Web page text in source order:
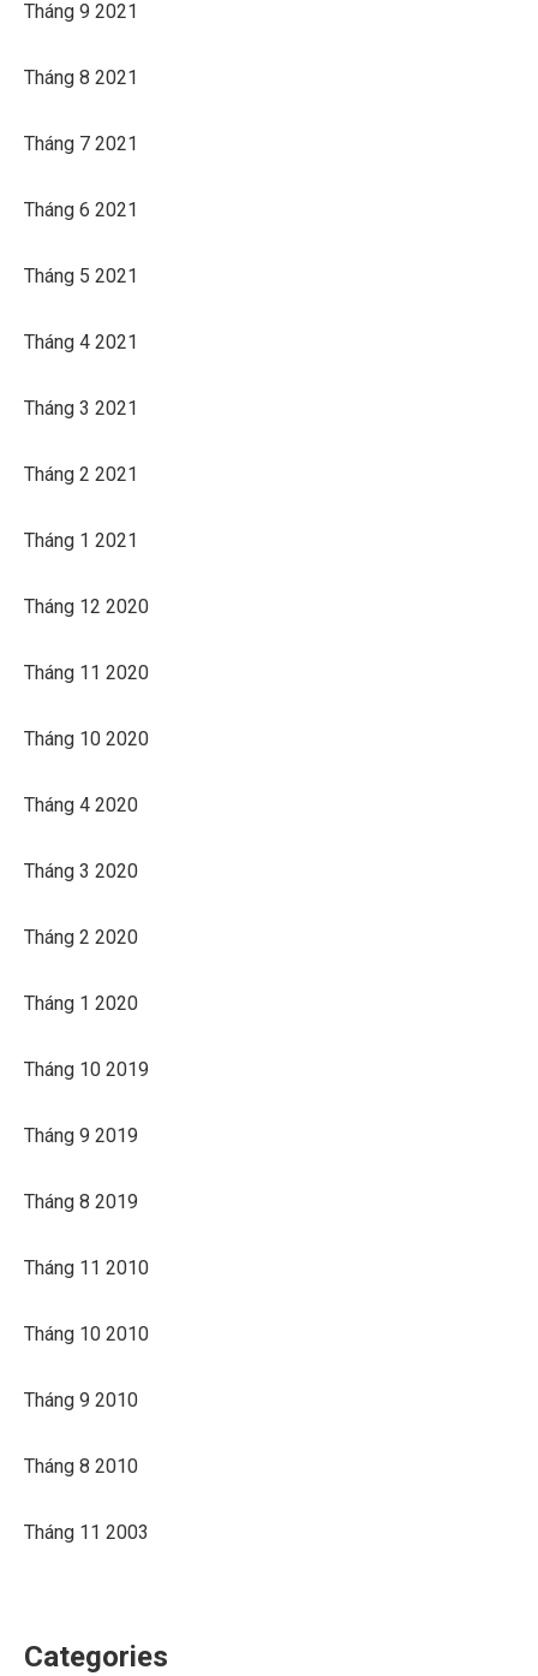
Tháng 9 2021
Tháng 8 2021
Tháng 7 2021
Tháng 6 2021
Tháng 5 2021
Tháng 4 2021
Tháng 3 2021
Tháng 2 2021
Tháng 1 2021
Tháng 12 2020
Tháng 11 2020
Tháng 10 2020
Tháng 4 2020
Tháng 3 2020
Tháng 2 2020
Tháng 1 2020
Tháng 10 2019
Tháng 9 2019
Tháng 8 2019
Tháng 11 2010
Tháng 10 2010
Tháng 9 2010
Tháng 8 2010
Tháng 11 2003
Categories